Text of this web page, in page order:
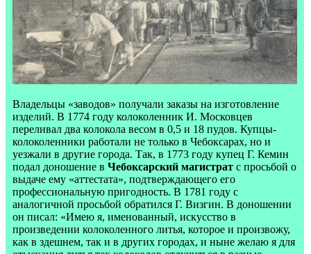
Владельцы «заводов» получали заказы на изготовление
изделий. В 1774 году колоколенник И. Московцев
переливал два колокола весом в 0,5 и 18 пудов. Купцы-
колоколенники работали не только в Чебоксарах, но и
уезжали в другие города. Так, в 1773 году купец Г. Кемин
подал доношение в Чебоксарский магистрат с просьбой о
выдаче ему «аттестата», подтверждающего его
профессиональную пригодность. В 1781 году с
аналогичной просьбой обратился Г. Визгин. В доношении
он писал: «Имею я, именованный, искусство в
произведении колоколенного литья, которое и произвожу,
как в здешнем, так и в других городах, и ныне желаю я для